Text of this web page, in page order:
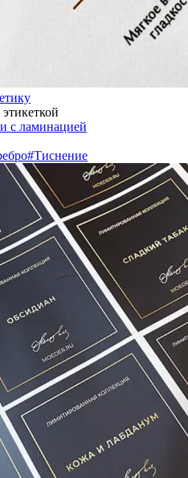
с ламинацией
#Тиснение